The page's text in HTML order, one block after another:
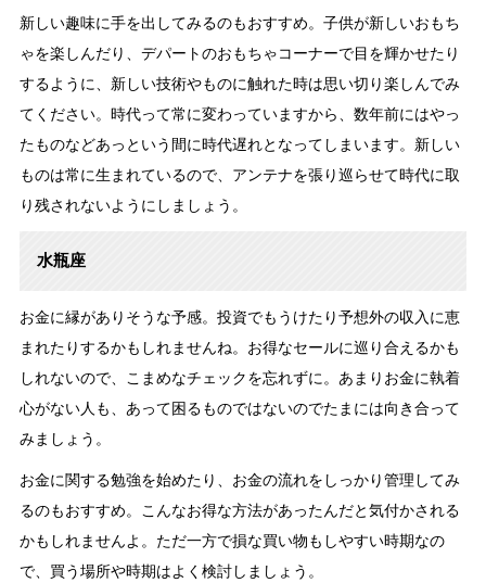
新しい趣味に手を出してみるのもおすすめ。子供が新しいおもち
ゃを楽しんだり、デパートのおもちゃコーナーで目を輝かせたり
するように、新しい技術やものに触れた時は思い切り楽しんでみ
てください。時代って常に変わっていますから、数年前にはやっ
たものなどあっという間に時代遅れとなってしまいます。新しい
ものは常に生まれているので、アンテナを張り巡らせて時代に取
り残されないようにしましょう。
水瓶座
お金に縁がありそうな予感。投資でもうけたり予想外の収入に恵
まれたりするかもしれませんね。お得なセールに巡り合えるかも
しれないので、こまめなチェックを忘れずに。あまりお金に執着
心がない人も、あって困るものではないのでたまには向き合って
みましょう。
お金に関する勉強を始めたり、お金の流れをしっかり管理してみ
るのもおすすめ。こんなお得な方法があったんだと気付かされる
かもしれませんよ。ただ一方で損な買い物もしやすい時期なの
で、買う場所や時期はよく検討しましょう。